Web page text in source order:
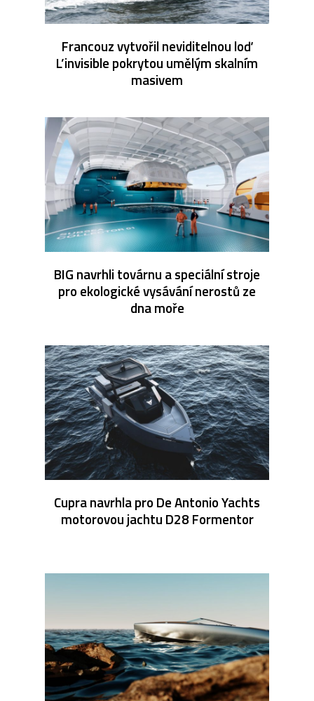
Francouz vytvořil neviditelnou loď
L’invisible pokrytou umělým skalním
masivem
BIG navrhli továrnu a speciální stroje
pro ekologické vysávání nerostů ze
dna moře
Cupra navrhla pro De Antonio Yachts
motorovou jachtu D28 Formentor